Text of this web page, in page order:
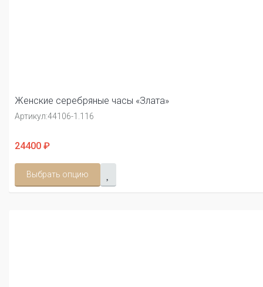
Женские серебряные часы «Злата»
Артикул:44106-1.116
24400 ₽
Выбрать опцию